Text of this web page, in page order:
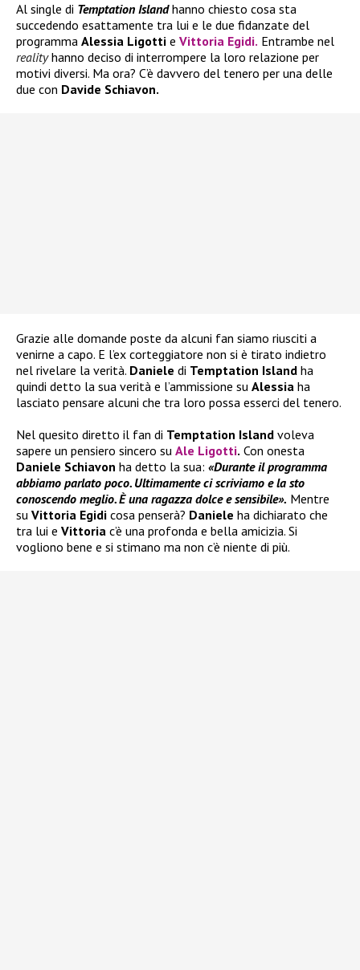
Al single di Temptation Islandhanno chiesto cosa sta
succedendo esattamente tra lui e le due fidanzate del
programma Alessia Ligotti e Vittoria Egidi. Entrambe nel
realityhanno deciso di interrompere la loro relazione per
motivi diversi. Ma ora? C’è davvero del tenero per una delle
due con Davide Schiavon.
Grazie alle domande poste da alcuni fan siamo riusciti a
venirne a capo. E l’ex corteggiatore non si è tirato indietro
nel rivelare la verità. Daniele di Temptation Island ha
quindi detto la sua verità e l’ammissione su Alessia ha
lasciato pensare alcuni che tra loro possa esserci del tenero.
Nel quesito diretto il fan di Temptation Island voleva
sapere un pensiero sincero su Ale Ligotti. Con onesta
Daniele Schiavon ha detto la sua: «Durante il programma
abbiamo parlato poco. Ultimamente ci scriviamo e la sto
conoscendo meglio. È una ragazza dolce e sensibile». Mentre
su Vittoria Egidi cosa penserà? Daniele ha dichiarato che
tra lui e Vittoria c’è una profonda e bella amicizia. Si
vogliono bene e si stimano ma non c’è niente di più.